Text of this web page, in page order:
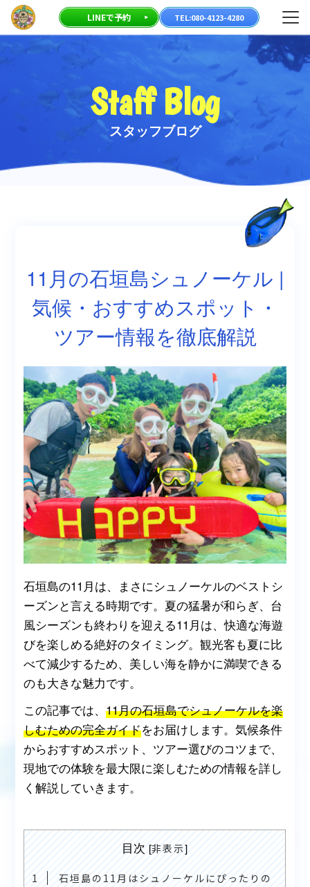
LINEで予約 TEL:080-4123-4280 メニ
Staff Blog
スタッフブログ
11月の石垣島シュノーケル |
気候・おすすめスポット・
ツアー情報を徹底解説
石垣島の11月は、まさにシュノーケルのベストシ
ーズンと言える時期です。夏の猛暑が和らぎ、台
風シーズンも終わりを迎える11月は、快適な海遊
びを楽しめる絶好のタイミング。観光客も夏に比
べて減少するため、美しい海を静かに満喫できる
のも大きな魅力です。
この記事では、11月の石垣島でシュノーケルを楽
しむための完全ガイドをお届けします。気候条件
からおすすめスポット、ツアー選びのコツまで、
現地での体験を最大限に楽しむための情報を詳し
く解説していきます。
目次 [非表示]
1
石垣島の11月はシュノーケルにぴったりの